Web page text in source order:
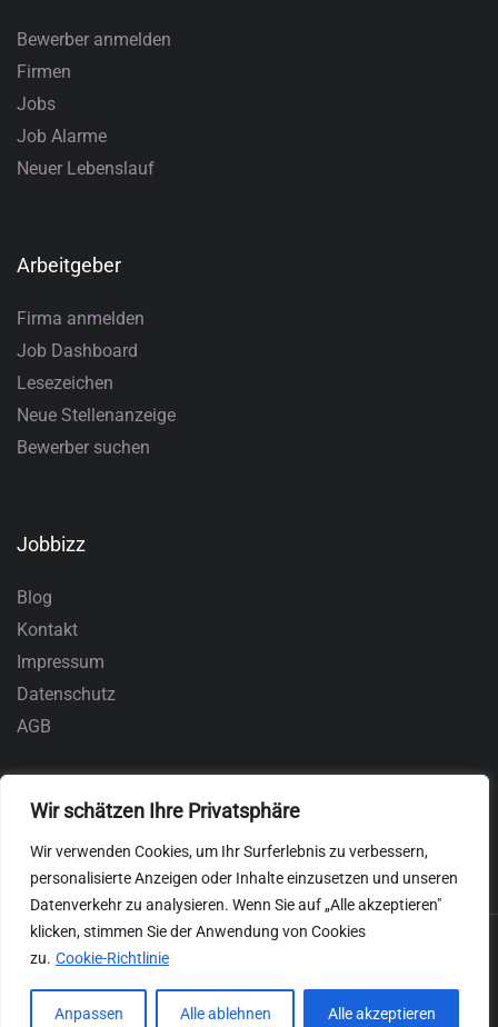
Wir schätzen Ihre Privatsphäre
Wir verwenden Cookies, um Ihr Surferlebnis zu verbessern,
personalisierte Anzeigen oder Inhalte einzusetzen und unseren
Datenverkehr zu analysieren. Wenn Sie auf „Alle akzeptieren"
klicken, stimmen Sie der Anwendung von Cookies
zu. Cookie-Richtlinie
Anpassen Alle ablehnen Alle akzeptieren
Bewerber anmelden
Firmen
Jobs
Job Alarme
Neuer Lebenslauf
Arbeitgeber
Firma anmelden
Job Dashboard
Lesezeichen
Neue Stellenanzeige
Bewerber suchen
Jobbizz
Blog
Kontakt
Impressum
Datenschutz
AGB